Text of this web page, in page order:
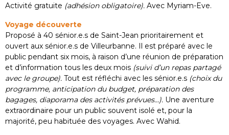
Activité gratuite (adhésion obligatoire). Avec Myriam-Eve.
Voyage découverte
Proposé à 40 sénior.e.s de Saint-Jean prioritairement et
ouvert aux sénior.e.s de Villeurbanne. Il est préparé avec le
public pendant six mois, à raison d’une réunion de préparation
et d’information tous les deux mois (suivi d’un repas partagé
avec le groupe). Tout est réfléchi avec les sénior.e.s (choix du
programme, anticipation du budget, préparation des
bagages, diaporama des activités prévues...). Une aventure
extraordinaire pour un public souvent isolé et, pour la
majorité, peu habituée des voyages. Avec Wahid.